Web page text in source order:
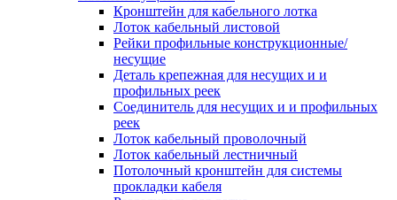
Кронштейн для кабельного лотка
Лоток кабельный листовой
Рейки профильные конструкционные/
несущие
Деталь крепежная для несущих и и
профильных реек
Соединитель для несущих и и профильных
реек
Лоток кабельный проволочный
Лоток кабельный лестничный
Потолочный кронштейн для системы
прокладки кабеля